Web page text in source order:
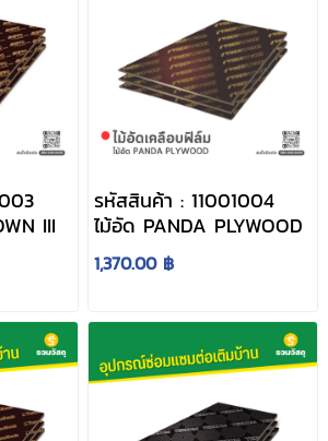
III
รหัสสินค้า : 11001004
ไม้อัด PANDA PLYWOOD
1,370.00 ฿